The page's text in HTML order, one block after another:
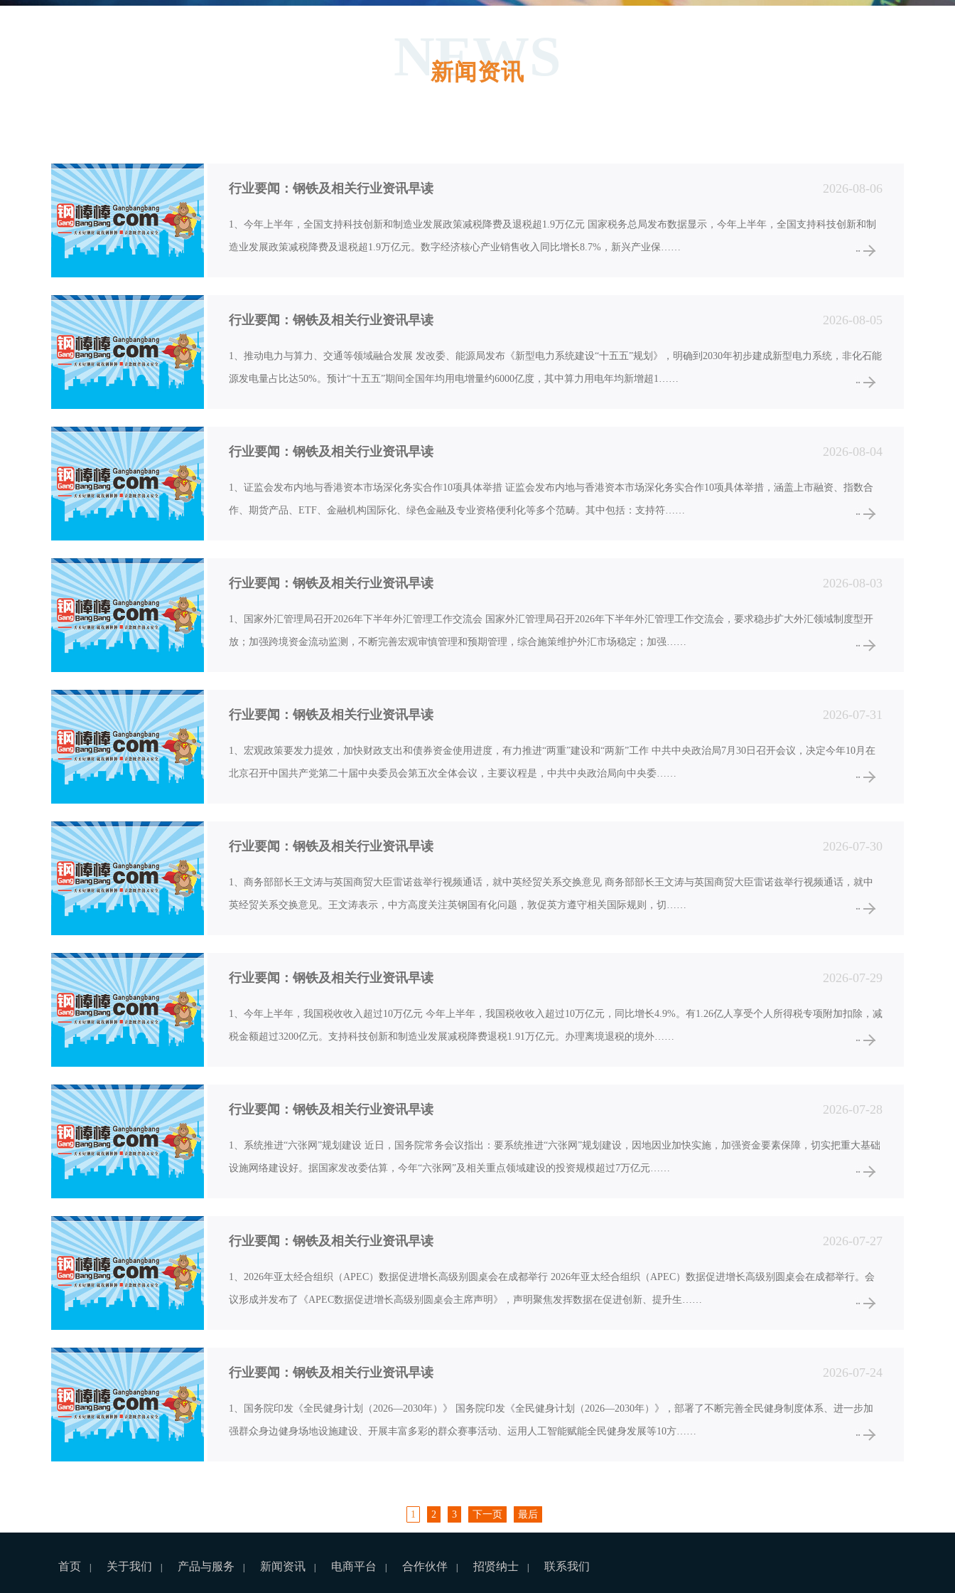
NEWS
新闻资讯
行业要闻：钢铁及相关行业资讯早读 2026-08-06
1、今年上半年，全国支持科技创新和制造业发展政策减税降费及退税超1.9万亿元 国家税务总局发布数据显示，今年上半年，全国支持科技创新和制
造业发展政策减税降费及退税超1.9万亿元。数字经济核心产业销售收入同比增长8.7%，新兴产业保……
行业要闻：钢铁及相关行业资讯早读 2026-08-05
1、推动电力与算力、交通等领域融合发展 发改委、能源局发布《新型电力系统建设“十五五”规划》，明确到2030年初步建成新型电力系统，非化石能
源发电量占比达50%。预计“十五五”期间全国年均用电增量约6000亿度，其中算力用电年均新增超1……
行业要闻：钢铁及相关行业资讯早读 2026-08-04
1、证监会发布内地与香港资本市场深化务实合作10项具体举措 证监会发布内地与香港资本市场深化务实合作10项具体举措，涵盖上市融资、指数合
作、期货产品、ETF、金融机构国际化、绿色金融及专业资格便利化等多个范畴。其中包括：支持符……
行业要闻：钢铁及相关行业资讯早读 2026-08-03
1、国家外汇管理局召开2026年下半年外汇管理工作交流会 国家外汇管理局召开2026年下半年外汇管理工作交流会，要求稳步扩大外汇领域制度型开
放；加强跨境资金流动监测，不断完善宏观审慎管理和预期管理，综合施策维护外汇市场稳定；加强……
行业要闻：钢铁及相关行业资讯早读 2026-07-31
1、宏观政策要发力提效，加快财政支出和债券资金使用进度，有力推进“两重”建设和“两新”工作 中共中央政治局7月30日召开会议，决定今年10月在
北京召开中国共产党第二十届中央委员会第五次全体会议，主要议程是，中共中央政治局向中央委……
行业要闻：钢铁及相关行业资讯早读 2026-07-30
1、商务部部长王文涛与英国商贸大臣雷诺兹举行视频通话，就中英经贸关系交换意见 商务部部长王文涛与英国商贸大臣雷诺兹举行视频通话，就中
英经贸关系交换意见。王文涛表示，中方高度关注英钢国有化问题，敦促英方遵守相关国际规则，切……
行业要闻：钢铁及相关行业资讯早读 2026-07-29
1、今年上半年，我国税收收入超过10万亿元 今年上半年，我国税收收入超过10万亿元，同比增长4.9%。有1.26亿人享受个人所得税专项附加扣除，减
税金额超过3200亿元。支持科技创新和制造业发展减税降费退税1.91万亿元。办理离境退税的境外……
行业要闻：钢铁及相关行业资讯早读 2026-07-28
1、系统推进“六张网”规划建设 近日，国务院常务会议指出：要系统推进“六张网”规划建设，因地因业加快实施，加强资金要素保障，切实把重大基础
设施网络建设好。据国家发改委估算，今年“六张网”及相关重点领域建设的投资规模超过7万亿元……
行业要闻：钢铁及相关行业资讯早读 2026-07-27
1、2026年亚太经合组织（APEC）数据促进增长高级别圆桌会在成都举行 2026年亚太经合组织（APEC）数据促进增长高级别圆桌会在成都举行。会
议形成并发布了《APEC数据促进增长高级别圆桌会主席声明》，声明聚焦发挥数据在促进创新、提升生……
行业要闻：钢铁及相关行业资讯早读 2026-07-24
1、国务院印发《全民健身计划（2026—2030年）》 国务院印发《全民健身计划（2026—2030年）》，部署了不断完善全民健身制度体系、进一步加
强群众身边健身场地设施建设、开展丰富多彩的群众赛事活动、运用人工智能赋能全民健身发展等10方……
1 2 3 下一页 最后
首页 关于我们 产品与服务 新闻资讯 电商平台 合作伙伴 招贤纳士 联系我们